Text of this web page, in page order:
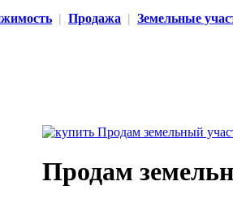
| Продажа | Земельные
Продам